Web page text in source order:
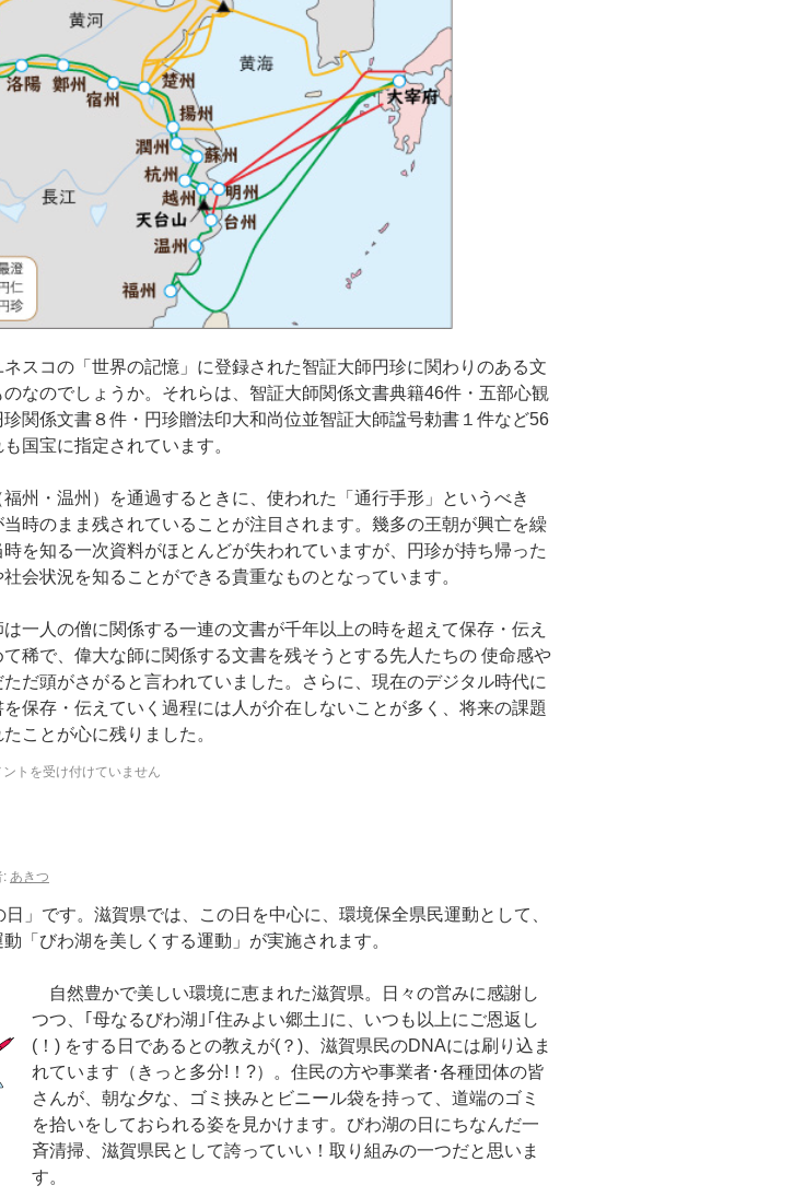
スコの「世界の記憶」に登録された智証大師円珍に関わりのある文
なのでしょうか。それらは、智証大師関係文書典籍46件・五部心観
珍関係文書８件・円珍贈法印大和尚位並智証大師諡号勅書１件など56
国宝に指定されています。
州・温州）を通過するときに、使われた「通行手形」というべき
当時のまま残されていることが注目されます。幾多の王朝が興亡を繰
を知る一次資料がほとんどが失われていますが、円珍が持ち帰った
会状況を知ることができる貴重なものとなっています。
一人の僧に関係する一連の文書が千年以上の時を超えて保存・伝え
稀で、偉大な師に関係する文書を残そうとする先人たちの 使命感や
だ頭がさがると言われていました。さらに、現在のデジタル時代に
保存・伝えていく過程には人が介在しないことが多く、将来の課題
ことが心に残りました。
ントを受け付けていません
: あきつ
」です。滋賀県では、この日を中心に、環境保全県民運動として、
「びわ湖を美しくする運動」が実施されます。
自然豊かで美しい環境に恵まれた滋賀県。日々の営みに感謝し
つつ、｢母なるびわ湖｣｢住みよい郷土｣に、いつも以上にご恩返し
(！) をする日であるとの教えが(？)、滋賀県民のDNAには刷り込ま
れています（きっと多分!！?）。住民の方や事業者･各種団体の皆
さんが、朝な夕な、ゴミ挟みとビニール袋を持って、道端のゴミ
を拾いをしておられる姿を見かけます。びわ湖の日にちなんだ一
斉清掃、滋賀県民として誇っていい！取り組みの一つだと思いま
す。